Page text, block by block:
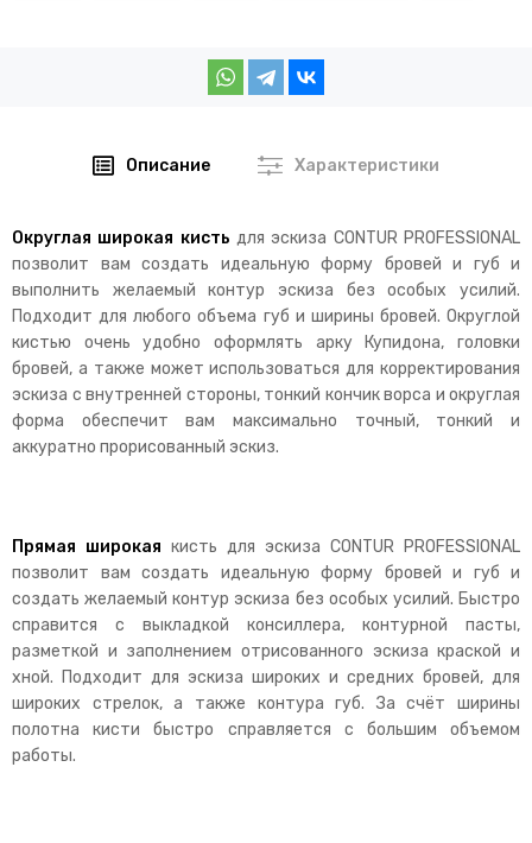
Описание Характеристики
Округлая широкая кисть для эскиза CONTUR PROFESSIONAL
позволит вам создать идеальную форму бровей и губ и
выполнить желаемый контур эскиза без особых усилий.
Подходит для любого объема губ и ширины бровей. Округлой
кистью очень удобно оформлять арку Купидона, головки
бровей, а также может использоваться для корректирования
эскиза с внутренней стороны, тонкий кончик ворса и округлая
форма обеспечит вам максимально точный, тонкий и
аккуратно прорисованный эскиз.
Прямая широкая кисть для эскиза CONTUR PROFESSIONAL
позволит вам создать идеальную форму бровей и губ и
создать желаемый контур эскиза без особых усилий. Быстро
справится с выкладкой консиллера, контурной пасты,
разметкой и заполнением отрисованного эскиза краской и
хной. Подходит для эскиза широких и средних бровей, для
широких стрелок, а также контура губ. За счёт ширины
полотна кисти быстро справляется с большим объемом
работы.